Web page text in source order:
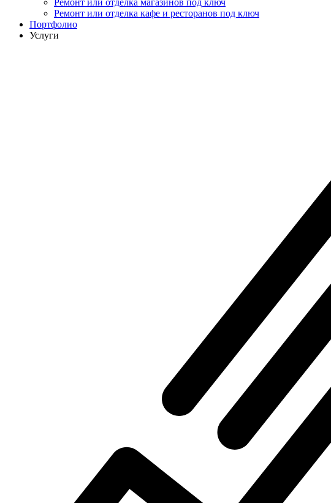
Ремонт или отделка магазинов под ключ
Ремонт или отделка кафе и ресторанов под ключ
Портфолио
Услуги